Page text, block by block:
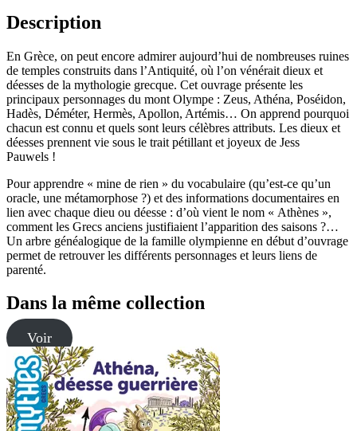
Description
En Grèce, on peut encore admirer aujourd’hui de nombreuses ruines
de temples construits dans l’Antiquité, où l’on vénérait dieux et
déesses de la mythologie grecque. Cet ouvrage présente les
principaux personnages du mont Olympe : Zeus, Athéna, Poséidon,
Hadès, Déméter, Hermès, Apollon, Artémis… On apprend pourquoi
chacun est connu et quels sont leurs célèbres attributs. Les dieux et
déesses prennent vie sous le trait pétillant et joyeux de Jess
Pauwels !
Pour apprendre « mine de rien » du vocabulaire (qu’est-ce qu’un
oracle, une métamorphose ?) et des informations documentaires en
lien avec chaque dieu ou déesse : d’où vient le nom « Athènes »,
comment les Grecs anciens justifiaient l’apparition des saisons ?…
Un arbre généalogique de la famille olympienne en début d’ouvrage
permet de retrouver les différents personnages et leurs liens de
parenté.
Dans la même collection
Voir